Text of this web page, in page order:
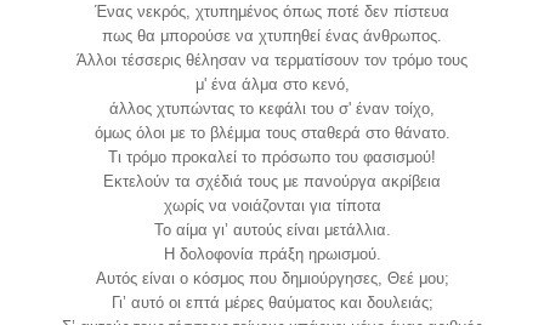
Ένας νεκρός, χτυπημένος όπως ποτέ δεν πίστευα
πως θα μπορούσε να χτυπηθεί ένας άνθρωπος.
Άλλοι τέσσερις θέλησαν να τερματίσουν τον τρόμο τους
μ' ένα άλμα στο κενό,
άλλος χτυπώντας το κεφάλι του σ' έναν τοίχο,
όμως όλοι με το βλέμμα τους σταθερά στο θάνατο.
Τι τρόμο προκαλεί το πρόσωπο του φασισμού!
Εκτελούν τα σχέδιά τους με πανούργα ακρίβεια
χωρίς να νοιάζονται για τίποτα
Το αίμα γι’ αυτούς είναι μετάλλια.
Η δολοφονία πράξη ηρωισμού.
Αυτός είναι ο κόσμος που δημιούργησες, Θεέ μου;
Γι’ αυτό οι επτά μέρες θαύματος και δουλειάς;